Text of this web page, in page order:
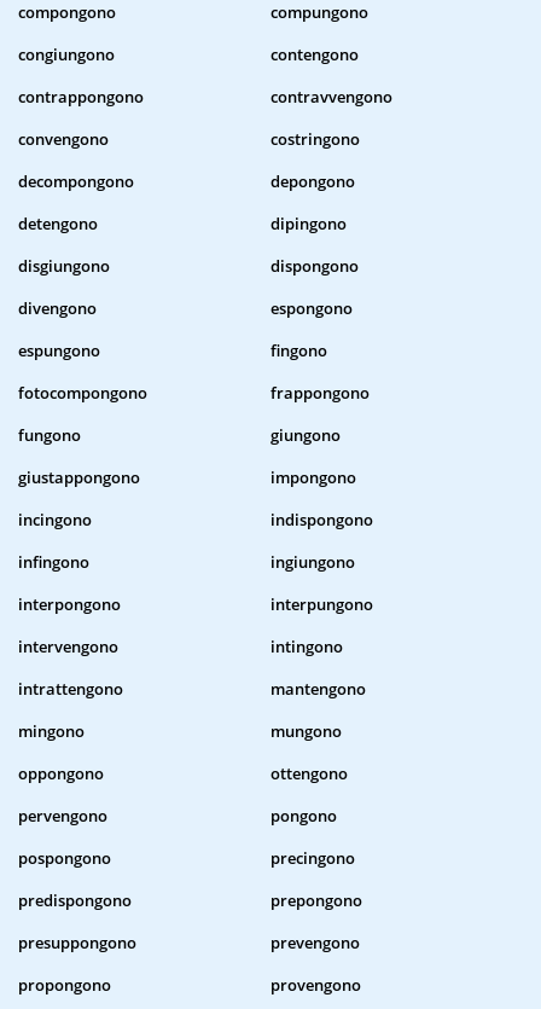
compongono
compungono
congiungono
contengono
contrappongono
contravvengono
convengono
costringono
decompongono
depongono
detengono
dipingono
disgiungono
dispongono
divengono
espongono
espungono
fingono
fotocompongono
frappongono
fungono
giungono
giustappongono
impongono
incingono
indispongono
infingono
ingiungono
interpongono
interpungono
intervengono
intingono
intrattengono
mantengono
mingono
mungono
oppongono
ottengono
pervengono
pongono
pospongono
precingono
predispongono
prepongono
presuppongono
prevengono
propongono
provengono